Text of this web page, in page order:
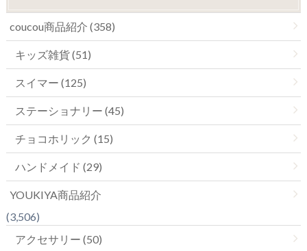
coucou商品紹介 (358)
キッズ雑貨 (51)
スイマー (125)
ステーショナリー (45)
チョコホリック (15)
ハンドメイド (29)
YOUKIYA商品紹介
(3,506)
アクセサリー (50)